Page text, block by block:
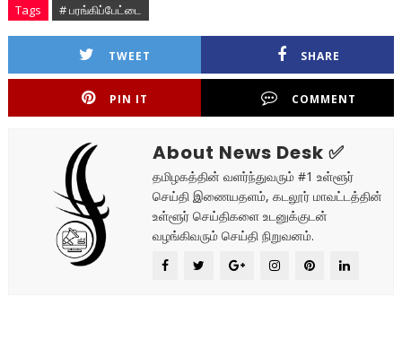
Tags # பரங்கிப்பேட்டை
TWEET SHARE
PIN IT COMMENT
About News Desk ✅
தமிழகத்தின் வளர்ந்துவரும் #1 உள்ளூர்
செய்தி இணையதளம், கடலூர் மாவட்டத்தின்
உள்ளூர் செய்திகளை உடனுக்குடன்
வழங்கிவரும் செய்தி நிறுவனம்.